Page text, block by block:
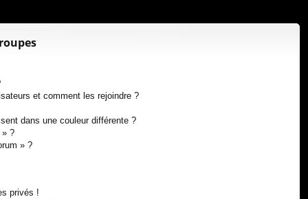
on on
et comment les rejoindre ?
dans une couleur différente ?
» ?
» ?
privés !